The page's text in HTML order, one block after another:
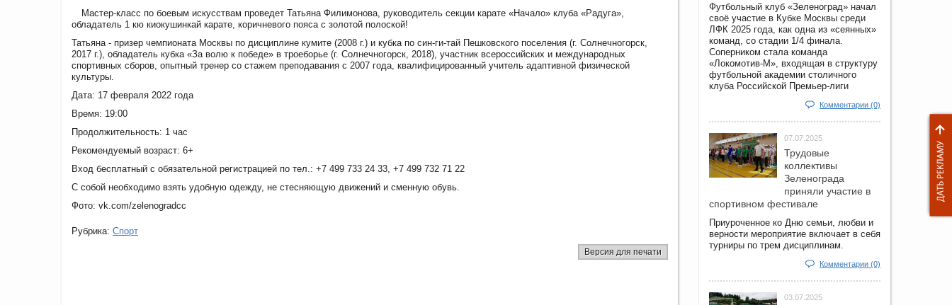
Мастер-класс по боевым искусствам проведет Татьяна Филимонова, руководитель секции карате «Начало» клуба «Радуга»,
обладатель 1 кю киокушинкай карате, коричневого пояса с золотой полоской!
Татьяна - призер чемпионата Москвы по дисциплине кумите (2008 г.) и кубка по син-ги-тай Пешковского поселения (г. Солнечногорск,
2017 г.), обладатель кубка «За волю к победе» в троеборье (г. Солнечногорск, 2018), участник всероссийских и международных
спортивных сборов, опытный тренер со стажем преподавания с 2007 года, квалифицированный учитель адаптивной физической
культуры.
Дата: 17 февраля 2022 года
Время: 19:00
Продолжительность: 1 час
Рекомендуемый возраст: 6+
Вход бесплатный с обязательной регистрацией по тел.: +7 499 733 24 33, +7 499 732 71 22
С собой необходимо взять удобную одежду, не стесняющую движений и сменную обувь.
Фото: vk.com/zelenogradcc
Рубрика: Спорт
Версия для печати
Футбольный клуб «Зеленоград» начал
своё участие в Кубке Москвы среди
ЛФК 2025 года, как одна из «сеянных»
команд, со стадии 1/4 финала.
Соперником стала команда
«Локомотив-М», входящая в структуру
футбольной академии столичного
клуба Российской Премьер-лиги
Комментарии (0)
07.07.2025
Трудовые
коллективы
Зеленограда
приняли участие в
спортивном фестивале
Приуроченное ко Дню семьи, любви и
верности мероприятие включает в себя
турниры по трем дисциплинам.
Комментарии (0)
03.07.2025